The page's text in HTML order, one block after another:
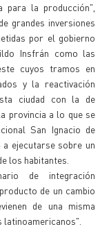
la producción",
grandes inversiones
por el gobierno
Insfrán como las
cuyos tramos en
y la reactivación
ciudad con la de
provincia a lo que se
San Ignacio de
ejecutarse sobre un
los habitantes.
de integración
de un cambio
de una misma
latinoamericanos".